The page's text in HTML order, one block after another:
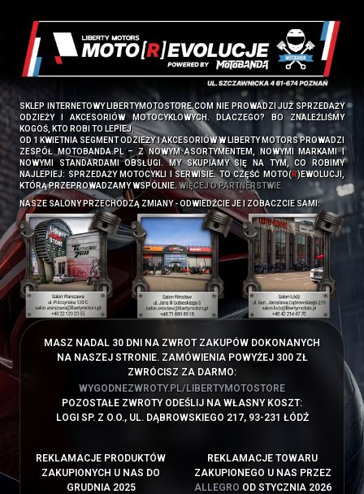
SKLEP INTERNETOWY LIBERTYMOTOSTORE.COM NIE PROWADZI JUŻ SPRZEDAŻY
ODZIEŻY I AKCESORIÓW MOTOCYKLOWYCH. DLACZEGO? BO ZNALEŹLIŚMY
KOGOŚ, KTO ROBI TO LEPIEJ.
OD 1 KWIETNIA SEGMENT ODZIEŻY I AKCESORIÓW W LIBERTY MOTORS PROWADZI
ZESPÓŁMOTOBANDA.PL – Z NOWYM ASORTYMENTEM, NOWYMI MARKAMI I
NOWYMI STANDARDAMI OBSŁUGI. MY SKUPIAMY SIĘ NA TYM, CO ROBIMY
NAJLEPIEJ: SPRZEDAŻY MOTOCYKLI I SERWISIE. TO CZĘŚĆ MOTO(R)EWOLUCJI,
KTÓRĄ PRZEPROWADZAMY WSPÓLNIE. WIĘCEJ O PARTNERSTWIE.
NASZE SALONY PRZECHODZĄ ZMIANY - ODWIEDŹCIE JE I ZOBACZCIE SAMI:
MASZ NADAL 30 DNI NA ZWROT ZAKUPÓW DOKONANYCH
NA NASZEJ STRONIE. ZAMÓWIENIA POWYŻEJ 300 ZŁ
ZWRÓCISZ ZA DARMO:
WYGODNEZWROTY.PL/LIBERTYMOTOSTORE
POZOSTAŁE ZWROTY ODEŚLIJ NA WŁASNY KOSZT:
LOGI SP. Z O.O., UL. DĄBROWSKIEGO 217, 93-231 ŁÓDŹ
REKLAMACJE PRODUKTÓW
ZAKUPIONYCH U NAS DO
GRUDNIA 2025
REKLAMACJE TOWARU
ZAKUPIONEGO U NAS PRZEZ
ALLEGRO OD STYCZNIA 2026